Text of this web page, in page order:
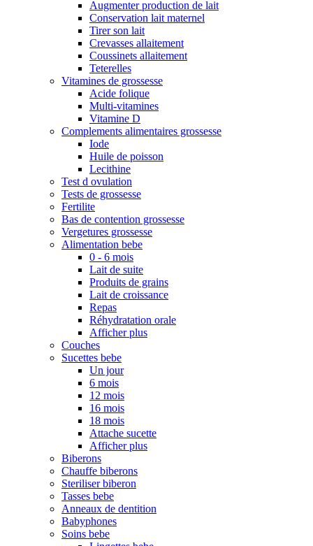
Augmenter production de lait
Conservation lait maternel
Tirer son lait
Crevasses allaitement
Coussinets allaitement
Teterelles
Vitamines de grossesse
Acide folique
Multi-vitamines
Vitamine D
Complements alimentaires grossesse
Iode
Huile de poisson
Lecithine
Test d ovulation
Tests de grossesse
Fertilite
Bas de contention grossesse
Vergetures grossesse
Alimentation bebe
0 - 6 mois
Lait de suite
Produits de grains
Lait de croissance
Repas
Réhydratation orale
Afficher plus
Couches
Sucettes bebe
Un jour
6 mois
12 mois
16 mois
18 mois
Attache sucette
Afficher plus
Biberons
Chauffe biberons
Steriliser biberon
Tasses bebe
Anneaux de dentition
Babyphones
Soins bebe